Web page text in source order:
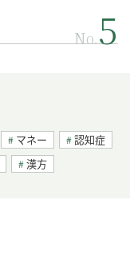
No.
マネー
認知症
漢方